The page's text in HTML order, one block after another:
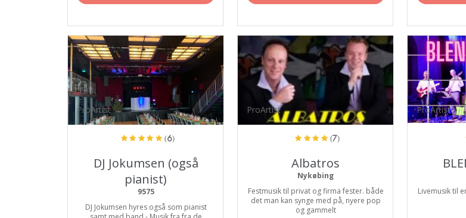
ProArtist
(6)
DJ Jokumsen (også
pianist)
9575
DJ Jokumsen hyres også som pianist
ProArtist
(7)
Albatros
Nykøbing
Festmusik til privat og firma fester. både
det man kan synge med på, nyere pop
og gammelt
ProArtist
Livemusik til